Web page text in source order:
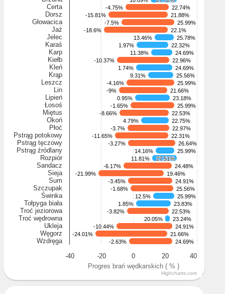
Progres brań wędkarskich ( % )
-4.75%
-4.75%
-15.81%
-15.81%
-7.5%
-7.5%
-18.6%
-18.6%
13.46%
13.46%
1.97%
1.97%
11.38%
11.38%
-10.37%
-10.37%
1.74%
1.74%
9.31%
9.31%
-4.16%
-4.16%
-9%
-9%
0.95%
0.95%
-1.65%
-1.65%
-8.66%
-8.66%
4.79%
4.79%
-3.7%
-3.7%
-11.65%
-11.65%
-3.27%
-3.27%
14.16%
14.16%
11.81%
11.81%
-6.17%
-6.17%
-21.99%
-21.99%
-3.45%
-3.45%
-1.68%
-1.68%
12.5%
12.5%
1.85%
1.85%
-3.82%
-3.82%
20.05%
20.05%
-10.44%
-10.44%
-24.01%
-24.01%
-2.63%
-2.63%
22.74%
22.74%
21.88%
21.88%
25.99%
25.99%
22.1%
22.1%
25.78%
25.78%
22.32%
22.32%
24.69%
24.69%
22.96%
22.96%
24.69%
24.69%
25.56%
25.56%
25.99%
25.99%
21.66%
21.66%
23.18%
23.18%
25.99%
25.99%
22.53%
22.53%
22.75%
22.75%
22.97%
22.97%
22.31%
22.31%
26.64%
26.64%
25.99%
25.99%
27.51%
27.51%
24.48%
24.48%
19.46%
19.46%
24.91%
24.91%
25.56%
25.56%
25.99%
25.99%
23.83%
23.83%
22.53%
22.53%
23.24%
23.24%
24.91%
24.91%
21.66%
21.66%
24.69%
24.69%
Certa
Dorsz
Głowacica
Jaź
Jelec
Karaś
Karp
Kiełb
Kleń
Krąp
Leszcz
Lin
Lipień
Łosoś
Miętus
Okoń
Płoć
Pstrąg potokowy
Pstrąg tęczowy
Pstrąg źródlany
Rozpiór
Sandacz
Sieja
Sum
Szczupak
Świnka
Tołpyga biała
Troć jeziorowa
Troć wędrowna
Ukleja
Węgorz
Wzdręga
-20
0 20 40
-40
Highcharts.com